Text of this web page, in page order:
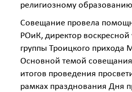
религиозному
Совещание провела
РОиК, директор
группы Троицкого прихода
Основной темой
итогов проведения
рамках празднования Дня